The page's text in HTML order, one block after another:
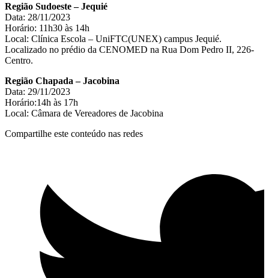
Região Sudoeste – Jequié
Data: 28/11/2023
Horário: 11h30 às 14h
Local: Clínica Escola – UniFTC(UNEX) campus Jequié.
Localizado no prédio da CENOMED na Rua Dom Pedro II, 226-
Centro.
Região Chapada – Jacobina
Data: 29/11/2023
Horário:14h às 17h
Local: Câmara de Vereadores de Jacobina
Compartilhe este conteúdo nas redes